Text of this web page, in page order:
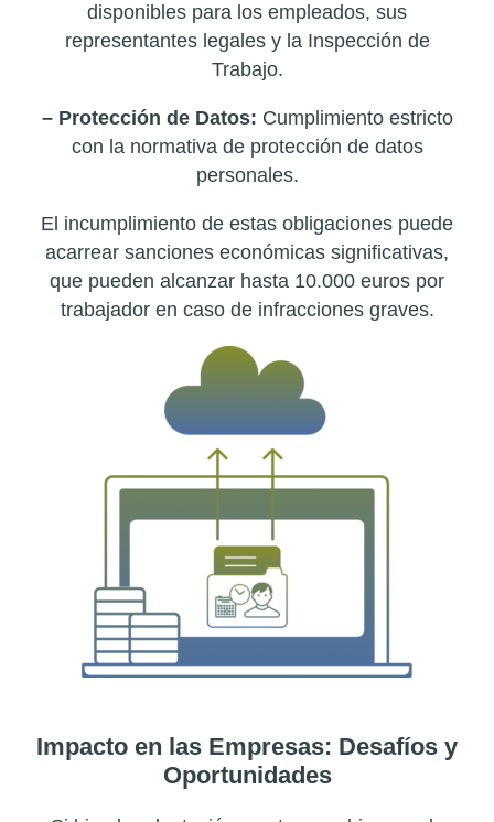
disponibles para los empleados, sus
representantes legales y la Inspección de
Trabajo.
– Protección de Datos: Cumplimiento estricto
con la normativa de protección de datos
personales.
El incumplimiento de estas obligaciones puede
acarrear sanciones económicas significativas,
que pueden alcanzar hasta 10.000 euros por
trabajador en caso de infracciones graves.
Impacto en las Empresas: Desafíos y
Oportunidades